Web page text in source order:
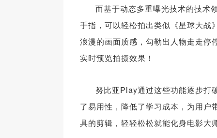
而基于动态多重曝光技术的技术
手指，可以轻松拍出类似《星球大战
浪漫的画面质感，勾勒出人物走走停
实时预览拍摄效果！
努比亚Play通过这些功能逐步打
了易用性，降低了学习成本，为用户
具的剪辑，轻轻松松就能化身电影大